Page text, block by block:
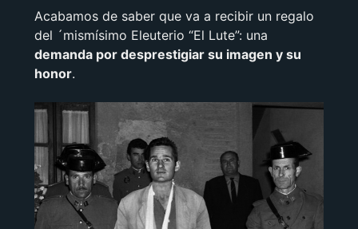
Acabamos de saber que va a recibir un regalo
del ´mismísimo Eleuterio “El Lute”: una
demanda por desprestigiar su imagen y su
honor.